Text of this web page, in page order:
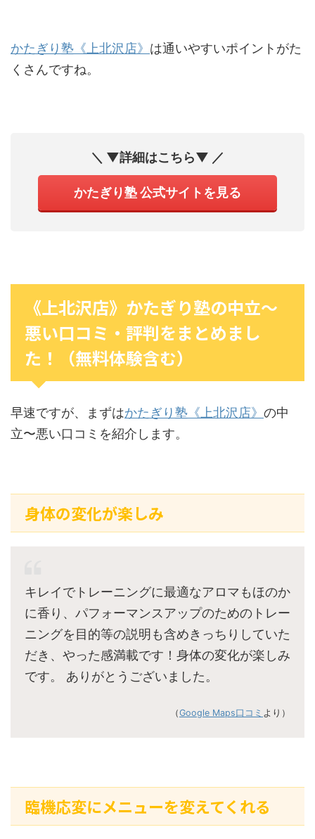
かたぎり塾《上北沢店》 は通いやすいポイントがた
くさんですね。
＼ ▼詳細はこちら▼ ／
かたぎり塾 公式サイトを見る
《上北沢店》かたぎり塾の中立〜
悪い口コミ・評判をまとめまし
た！（無料体験含む）
早速ですが、まずはかたぎり塾《上北沢店》 の中
立〜悪い口コミを紹介します。
身体の変化が楽しみ
キレイでトレーニングに最適なアロマもほのか
に香り、パフォーマンスアップのためのトレー
ニングを目的等の説明も含めきっちりしていた
だき、やった感満載です！身体の変化が楽しみ
です。 ありがとうございました。
（Google Maps口コミ より）
臨機応変にメニューを変えてくれる